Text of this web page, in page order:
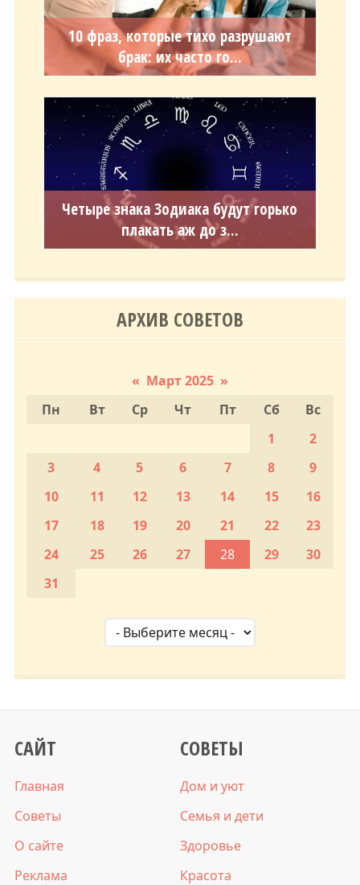
10 фраз, которые тихо разрушают
брак: их часто го...
Четыре знака Зодиака будут горько
плакать аж до з...
АРХИВ СОВЕТОВ
« Март 2025 »
Пн
Вт Ср Чт Пт Сб
Вс
1
2
3
4 5 6 7 8
9
10
11 12 13 14 15
16
17
18 19 20 21 22
23
24
25 26 27 28 29
30
31
САЙТ
Главная
Советы
О сайте
Реклама
СОВЕТЫ
Дом и уют
Семья и дети
Здоровье
Красота